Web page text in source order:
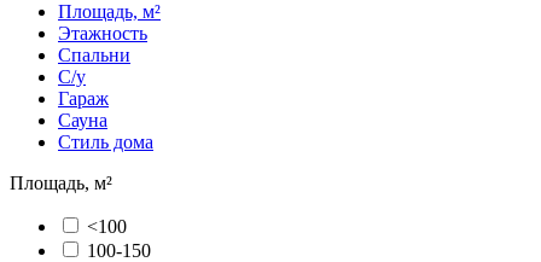
Площадь, м²
Этажность
Спальни
С/у
Гараж
Сауна
Стиль дома
Площадь, м²
<100
100-150